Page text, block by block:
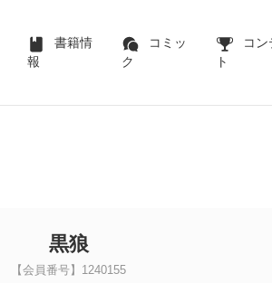
書籍情
報
コミッ
ク
コン
ト
黒狼
【会員番号】1240155